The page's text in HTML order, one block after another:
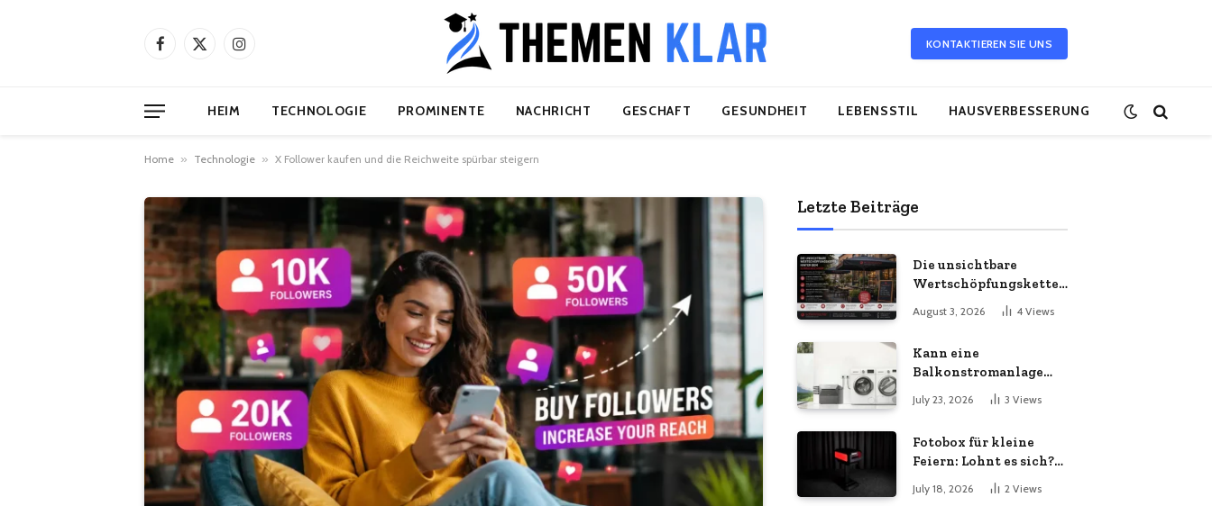
Facebook
X
Instagram KONTAKTIEREN SIE UNS
HEIM TECHNOLOGIE PROMINENTE NACHRICHT GESCHAFT GESUNDHEIT LEBENSSTIL HAUSVERBESSERUNG
Home » Technologie » X Follower kaufen und die Reichweite spürbar steigern
Letzte Beiträge
Die unsichtbare
Wertschöpfungskette
Sonnenschirm: Was
Fertigung und
unternehmerische
Kontinuität wirklich
August 3, 2026 4 Views
Kann eine
Balkonstromanlage
Energiebedarf
July 23, 2026 3 Views
Fotobox für kleine
Feiern: Lohnt es sich?
Vorteile, Kosten &
Tipps
July 18, 2026 2 Views